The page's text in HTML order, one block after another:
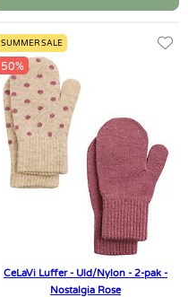
SUMMER SALE
50%
CeLaVi Luffer - Uld/Nylon - 2-pak -
Nostalgia Rose